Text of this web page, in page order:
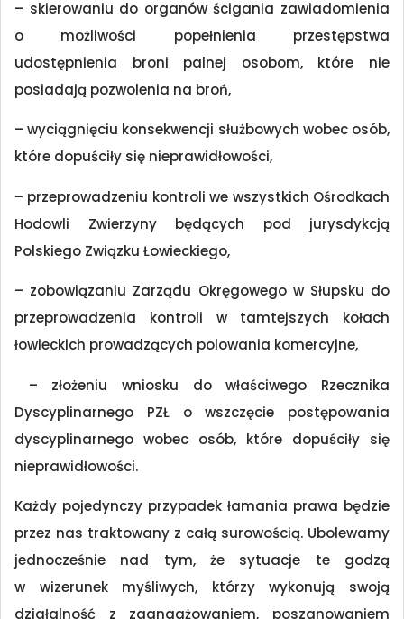
– skierowaniu do organów ścigania zawiadomienia
o możliwości popełnienia przestępstwa
udostępnienia broni palnej osobom, które nie
posiadają pozwolenia na broń,
– wyciągnięciu konsekwencji służbowych wobec osób,
które dopuściły się nieprawidłowości,
– przeprowadzeniu kontroli we wszystkich Ośrodkach
Hodowli Zwierzyny będących pod jurysdykcją
Polskiego Związku Łowieckiego,
– zobowiązaniu Zarządu Okręgowego w Słupsku do
przeprowadzenia kontroli w tamtejszych kołach
łowieckich prowadzących polowania komercyjne,
– złożeniu wniosku do właściwego Rzecznika
Dyscyplinarnego PZŁ o wszczęcie postępowania
dyscyplinarnego wobec osób, które dopuściły się
nieprawidłowości.
Każdy pojedynczy przypadek łamania prawa będzie
przez nas traktowany z całą surowością. Ubolewamy
jednocześnie nad tym, że sytuacje te godzą
w wizerunek myśliwych, którzy wykonują swoją
działalność z zaangażowaniem, poszanowaniem